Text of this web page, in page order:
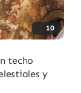
10
techo
y